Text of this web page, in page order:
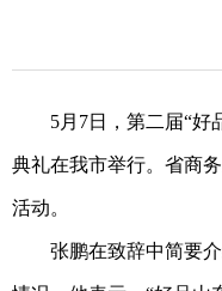
5月 7日，第二届“好
典礼在我市举行。省商
活动。
张鹏在致辞中简要